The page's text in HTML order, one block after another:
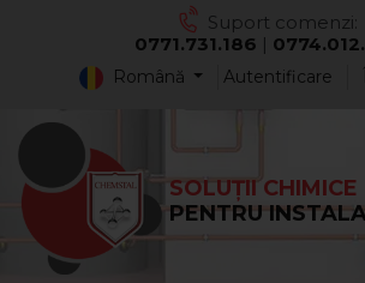
Suport comenzi:
0771.731.186 |
Română Autentificare
SOLUȚII CHIMICE
PENTRU